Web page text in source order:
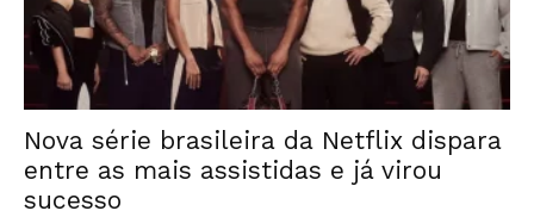
Nova série brasileira da Netflix dispara
entre as mais assistidas e já virou
sucesso